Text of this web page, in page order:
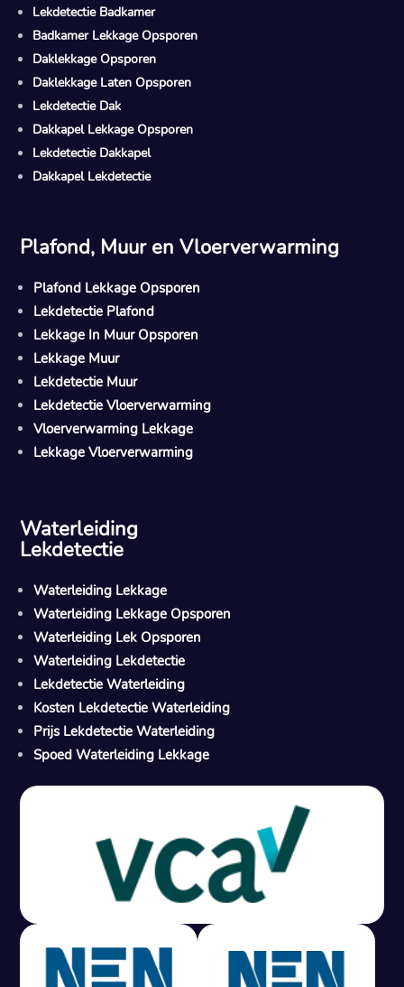
M
Gratis offerte in 24 uur
Geen lekkage? Geen betaling.
Vast tarief van € 395,- exc btw.
Lekdetectie Badkamer
Badkamer Lekkage Opsporen
Daklekkage Opsporen
Daklekkage Laten Opsporen
Lekdetectie Dak
Dakkapel Lekkage Opsporen
Lekdetectie Dakkapel
Dakkapel Lekdetectie
Plafond, Muur en Vloerverwarming
Plafond Lekkage Opsporen
Lekdetectie Plafond
Lekkage In Muur Opsporen
Lekkage Muur
Lekdetectie Muur
Lekdetectie Vloerverwarming
Vloerverwarming Lekkage
Lekkage Vloerverwarming
Waterleiding
Lekdetectie
Waterleiding Lekkage
Waterleiding Lekkage Opsporen
Waterleiding Lek Opsporen
Waterleiding Lekdetectie
Lekdetectie Waterleiding
Kosten Lekdetectie Waterleiding
Prijs Lekdetectie Waterleiding
Spoed Waterleiding Lekkage